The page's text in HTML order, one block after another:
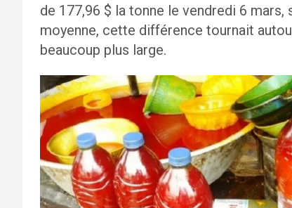
de 177,96 $ la tonne le vendredi 6 mars,
moyenne, cette différence tournait
beaucoup plus large.